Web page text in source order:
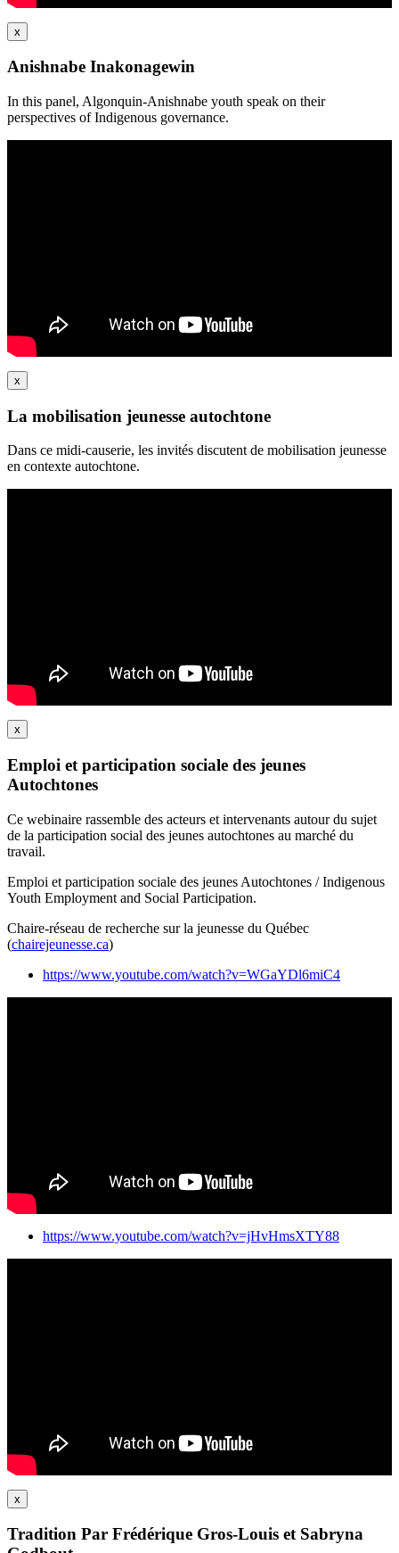
x
Anishnabe Inakonagewin
In this panel, Algonquin-Anishnabe youth speak on their
perspectives of Indigenous governance.
x
La mobilisation jeunesse autochtone
Dans ce midi-causerie, les invités discutent de mobilisation jeunesse
en contexte autochtone.
x
Emploi et participation sociale des jeunes
Autochtones
Ce webinaire rassemble des acteurs et intervenants autour du sujet
de la participation social des jeunes autochtones au marché du
travail.
Emploi et participation sociale des jeunes Autochtones / Indigenous
Youth Employment and Social Participation.
Chaire-réseau de recherche sur la jeunesse du Québec
(chairejeunesse.ca)
https://www.youtube.com/watch?v=WGaYDl6miC4
https://www.youtube.com/watch?v=jHvHmsXTY88
x
Tradition Par Frédérique Gros-Louis et Sabryna